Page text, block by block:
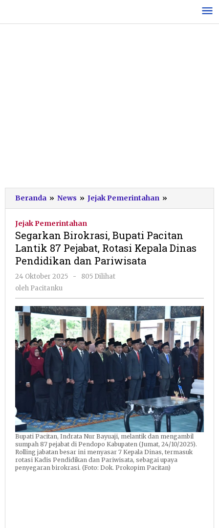
konten
Beranda » News » Jejak Pemerintahan »
Birokrasi,
Lantik
87
Pendidikan
dan
Pariwisata
Jejak Pemerintahan
Segarkan Birokrasi, Bupati Pacitan
Lantik 87 Pejabat, Rotasi Kepala Dinas
Pendidikan dan Pariwisata
24 Oktober 2025
oleh
-
805 Dilihat
oleh Pacitanku
Bupati Pacitan, Indrata Nur Bayuaji, melantik dan mengambil
sumpah 87 pejabat di Pendopo Kabupaten (Jumat, 24/10/2025).
Rolling jabatan besar ini menyasar 7 Kepala Dinas, termasuk
rotasi Kadis Pendidikan dan Pariwisata, sebagai upaya
penyegaran birokrasi. (Foto: Dok. Prokopim Pacitan)